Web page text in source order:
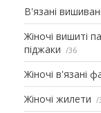
В'язані
Жіночі вишиті
піджаки
36
Жіночі в'язані
Жіночі жилети